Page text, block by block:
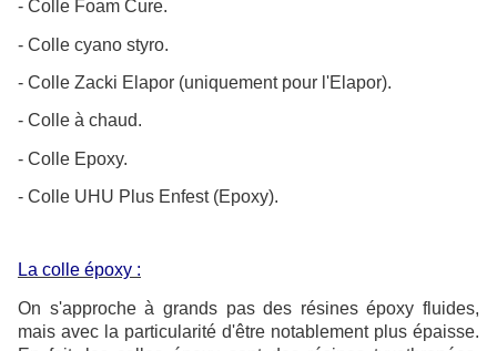
- Colle Foam Cure.
- Colle cyano styro.
- Colle Zacki Elapor (uniquement pour l'Elapor).
- Colle à chaud.
- Colle Epoxy.
- Colle UHU Plus Enfest (Epoxy).
La colle époxy :
On s'approche à grands pas des résines époxy fluides,
mais avec la particularité d'être notablement plus épaisse.